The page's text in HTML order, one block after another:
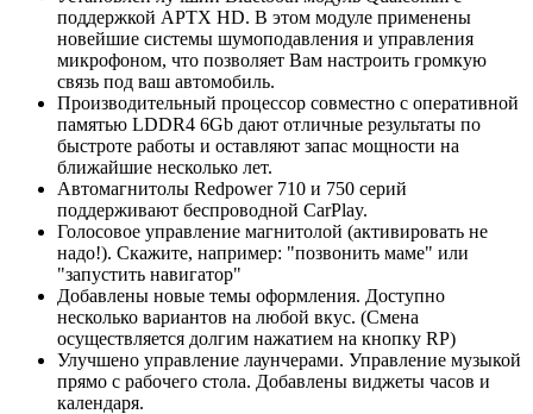
поддержкой APTX HD. В этом модуле применены
новейшие системы шумоподавления и управления
микрофоном, что позволяет Вам настроить громкую
связь под ваш автомобиль.
Производительный процессор совместно с оперативной
памятью LDDR4 6Gb дают отличные результаты по
быстроте работы и оставляют запас мощности на
ближайшие несколько лет.
Автомагнитолы Redpower 710 и 750 серий
поддерживают беспроводной CarPlay.
Голосовое управление магнитолой (активировать не
надо!). Скажите, например: "позвонить маме" или
"запустить навигатор"
Добавлены новые темы оформления. Доступно
несколько вариантов на любой вкус. (Смена
осуществляется долгим нажатием на кнопку RP)
Улучшено управление лаунчерами. Управление музыкой
прямо с рабочего стола. Добавлены виджеты часов и
календаря.